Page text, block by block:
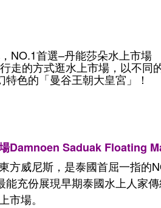
NO.1首選–丹能莎朵水上市場
走的方式逛水上市場，以不同
色的「曼谷王朝大皇宮」！
Damnoen Saduak Floating
方威尼斯，是泰國首屈一指的
能充份展現早期泰國水上人家
市場。